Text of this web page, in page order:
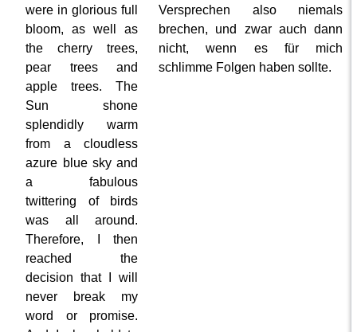
were in glorious full
bloom, as well as
the cherry trees,
pear trees and
apple trees. The
Sun shone
splendidly warm
from a cloudless
azure blue sky and
a fabulous
twittering of birds
was all around.
Therefore, I then
reached the
decision that I will
never break my
word or promise.
Versprechen also niemals
brechen, und zwar auch dann
nicht, wenn es für mich
schlimme Folgen haben sollte.